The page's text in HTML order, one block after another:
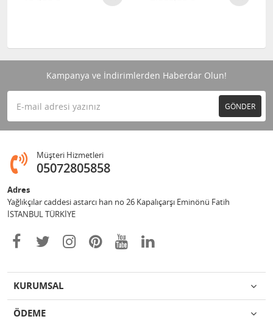
Kampanya ve İndirimlerden Haberdar Olun!
GÖNDER
Müşteri Hizmetleri
05072805858
Adres
Yağlıkçılar caddesi astarcı han no 26 Kapalıçarşı Eminönü Fatih
İSTANBUL TÜRKİYE
KURUMSAL
ÖDEME